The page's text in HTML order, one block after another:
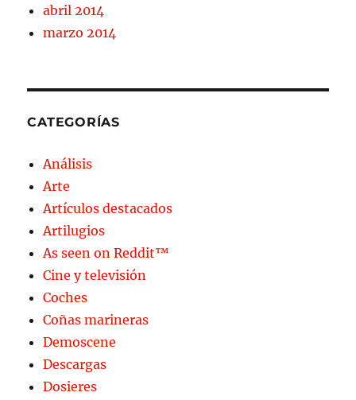
abril 2014
marzo 2014
CATEGORÍAS
Análisis
Arte
Artículos destacados
Artilugios
As seen on Reddit™
Cine y televisión
Coches
Coñas marineras
Demoscene
Descargas
Dosieres